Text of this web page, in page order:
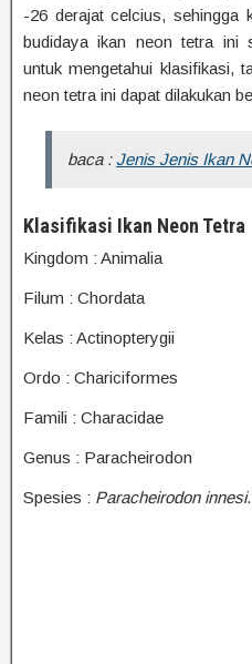
-26 derajat celcius, sehingga
budidaya ikan neon tetra ini
untuk mengetahui klasifikasi,
neon tetra ini dapat dilakukan
baca : Jenis Jenis Ikan
Klasifikasi Ikan Neon Tetra
Kingdom : Animalia
Filum : Chordata
Kelas : Actinopterygii
Ordo : Chariciformes
Famili : Characidae
Genus : Paracheirodon
Spesies : Paracheirodon innesi.